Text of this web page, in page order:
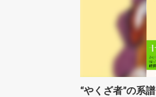
“やくざ者”の系譜